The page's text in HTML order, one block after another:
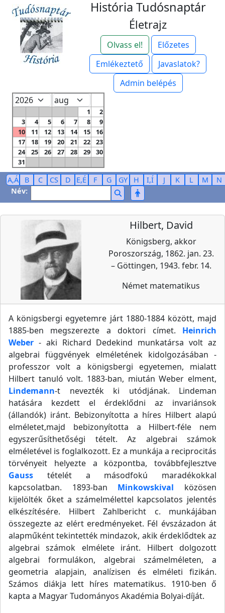
História Tudósnaptár
Életrajz
Olvass el!
Előzetes
Emlékeztető
Javaslatok?
Admin belépés
1
2
3
4 5 6 7 8
9
10
11 12 13 14 15
16
17
18 19 20 21 22
23
24
25 26 27 28 29
30
31
A,Á B C CS D E,É F G GY H I,Í J K L M
N
Név:
Hilbert, David
Königsberg, akkor
Poroszország, 1862. jan. 23.
– Göttingen, 1943. febr. 14.
Német matematikus
A königsbergi egyetemre járt 1880-1884 között, majd
1885-ben megszerezte a doktori címet. Heinrich
Weber - aki Richard Dedekind munkatársa volt az
algebrai függvények elméletének kidolgozásában -
professzor volt a königsbergi egyetemen, mialatt
Hilbert tanuló volt. 1883-ban, miután Weber elment,
Lindemann-t nevezték ki utódjának. Lindeman
hatására kezdett el érdeklődni az invariánsok
(állandók) iránt. Bebizonyította a híres Hilbert alapú
elméletet,majd bebizonyította a Hilbert-féle nem
egyszerűsíthetőségi tételt. Az algebrai számok
elméletével is foglalkozott. Ez a munkája a reciprocitás
törvényeit helyezte a központba, továbbfejlesztve
Gauss tételét a másodfokú maradékokkal
kapcsolatban. 1893-ban Minkowskival közösen
kijelölték őket a számelmélettel kapcsolatos jelentés
elkészítésére. Hilbert Zahlbericht c. munkájában
összegezte az elért eredményeket. Fél évszázadon át
alapműként tekintették mindazok, akik érdeklődtek az
algebrai számok elmélete iránt. Hilbert dolgozott
algebrai formulákon, algebrai számelméleten, a
geometria alapjain, analízisen és elméleti fizikán.
Számos diákja lett híres matematikus. 1910-ben ő
kapta a Magyar Tudományos Akadémia Bolyai-díját.